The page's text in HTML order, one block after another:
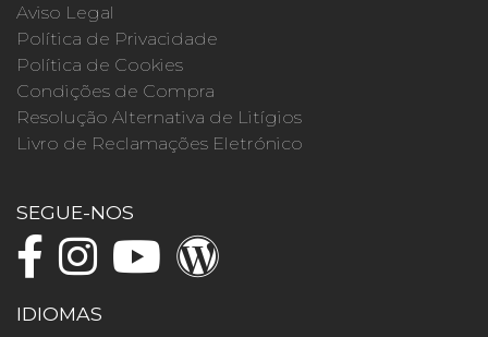
Aviso Legal
Política de Privacidade
Política de Cookies
Condições de Compra
Resolução Alternativa de Litígios
Livro de Reclamações Eletrónico
SEGUE-NOS
IDIOMAS